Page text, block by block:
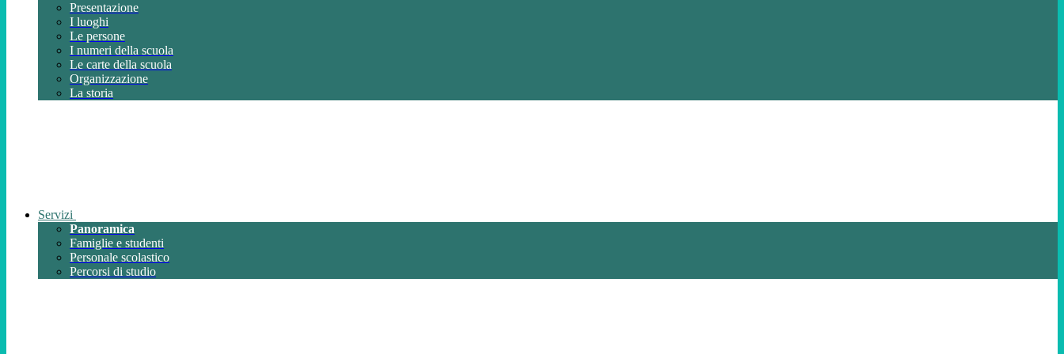
Presentazione
I luoghi
Le persone
I numeri della scuola
Le carte della scuola
Organizzazione
La storia
Servizi
Panoramica
Famiglie e studenti
Personale scolastico
Percorsi di studio